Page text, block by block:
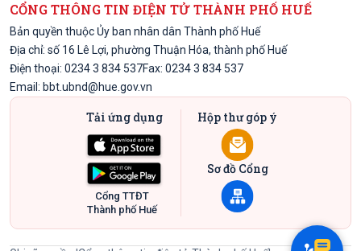
CỔNG THÔNG TIN ĐIỆN TỬ THÀNH PHỐ HUẾ
Bản quyền thuộc Ủy ban nhân dân Thành phố Huế
Địa chỉ: số 16 Lê Lợi, phường Thuận Hóa, thành phố Huế
Điện thoại: 0234 3 834 537Fax: 0234 3 834 537
Email: bbt.ubnd@hue.gov.vn
Tải ứng dụng
Cổng TTĐT
Thành phố Huế
Hộp thư góp ý
Sơ đồ Cổng